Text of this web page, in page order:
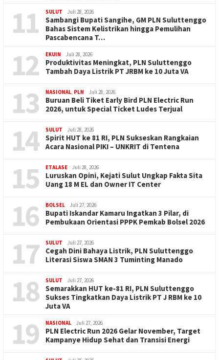
11 SULUT Juli 28, 2026
Sambangi Bupati Sangihe, GM PLN Suluttenggo
Bahas Sistem Kelistrikan hingga Pemulihan
Pascabencana T…
12 EKUIN Juli 28, 2026
Produktivitas Meningkat, PLN Suluttenggo
Tambah Daya Listrik PT JRBM ke 10 Juta VA
13 NASIONAL, PLN Juli 28, 2026
Buruan Beli Tiket Early Bird PLN Electric Run
2026, untuk Special Ticket Ludes Terjual
14 SULUT Juli 28, 2026
Spirit HUT ke 81 RI, PLN Sukseskan Rangkaian
Acara Nasional PIKI – UNKRIT di Tentena
15 ETALASE Juli 28, 2026
Luruskan Opini, Kejati Sulut Ungkap Fakta Sita
Uang 18 M EL dan Owner IT Center
16 BOLSEL Juli 27, 2026
Bupati Iskandar Kamaru Ingatkan 3 Pilar, di
Pembukaan Orientasi PPPK Pemkab Bolsel 2026
17 SULUT Juli 27, 2026
Cegah Dini Bahaya Listrik, PLN Suluttenggo
Literasi Siswa SMAN 3 Tuminting Manado
18 SULUT Juli 27, 2026
Semarakkan HUT ke-81 RI, PLN Suluttenggo
Sukses Tingkatkan Daya Listrik PT J RBM ke 10
Juta VA
19 NASIONAL Juli 27, 2026
PLN Electric Run 2026 Gelar November, Target
Kampanye Hidup Sehat dan Transisi Energi